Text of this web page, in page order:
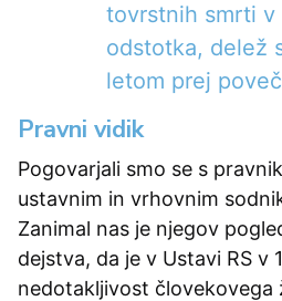
tovrstnih smrti
odstotka, delež
letom prej
Pravni vidik
Pogovarjali smo se s
ustavnim in vrhovnim
Zanimal nas je njegov
dejstva, da je v Ustavi RS v
nedotakljivost človekovega